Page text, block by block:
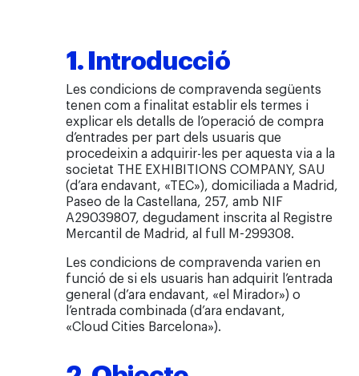
1. Introducció
Les condicions de compravenda següents
tenen com a finalitat establir els termes i
explicar els detalls de l’operació de compra
d’entrades per part dels usuaris que
procedeixin a adquirir-les per aquesta via a la
societat THE EXHIBITIONS COMPANY, SAU
(d’ara endavant, «TEC»), domiciliada a Madrid,
Paseo de la Castellana, 257, amb NIF
A29039807, degudament inscrita al Registre
Mercantil de Madrid, al full M-299308.
Les condicions de compravenda varien en
funció de si els usuaris han adquirit l’entrada
general (d’ara endavant, «el Mirador») o
l’entrada combinada (d’ara endavant,
«Cloud Cities Barcelona»).